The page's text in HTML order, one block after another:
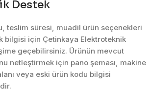
Destek
teslim süresi, muadil ürün seçenekleri
bilgisi için Çetinkaya Elektroteknik
geçebilirsiniz. Ürünün mevcut
netleştirmek için pano şeması, makine
veya eski ürün kodu bilgisi